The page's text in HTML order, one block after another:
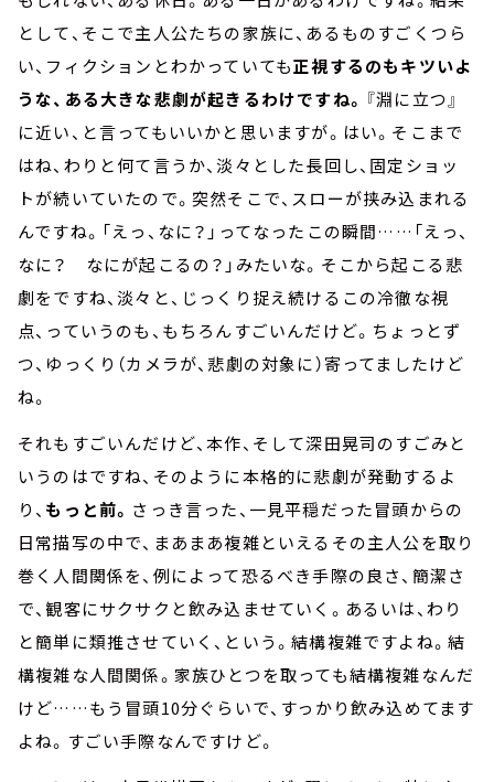
として、そこで主人公たちの家族に、あるものすごくつら
い、フィクションとわかっていても正視するのもキツいよ
うな、ある大きな悲劇が起きるわけですね。 『淵に立つ』
に近い、と言ってもいいかと思いますが。はい。そこまで
はね、わりと何て言うか、淡々とした長回し、固定ショッ
トが続いていたので。突然そこで、スローが挟み込まれる
んですね。「えっ、なに？」ってなったこの瞬間……「えっ、
なに？ なにが起こるの？」みたいな。そこから起こる悲
劇をですね、淡々と、じっくり捉え続けるこの冷徹な視
点、っていうのも、もちろんすごいんだけど。ちょっとず
つ、ゆっくり（カメラが、悲劇の対象に）寄ってましたけど
ね。
それもすごいんだけど、本作、そして深田晃司のすごみと
いうのはですね、そのように本格的に悲劇が発動するよ
り、 もっと前。 さっき言った、一見平穏だった冒頭からの
日常描写の中で、まあまあ複雑といえるその主人公を取り
巻く人間関係を、例によって恐るべき手際の良さ、簡潔さ
で、観客にサクサクと飲み込ませていく。あるいは、わり
と簡単に類推させていく、という。結構複雑ですよね。結
構複雑な人間関係。家族ひとつを取っても結構複雑なんだ
けど……もう冒頭10分ぐらいで、すっかり飲み込めてます
よね。すごい手際なんですけど。